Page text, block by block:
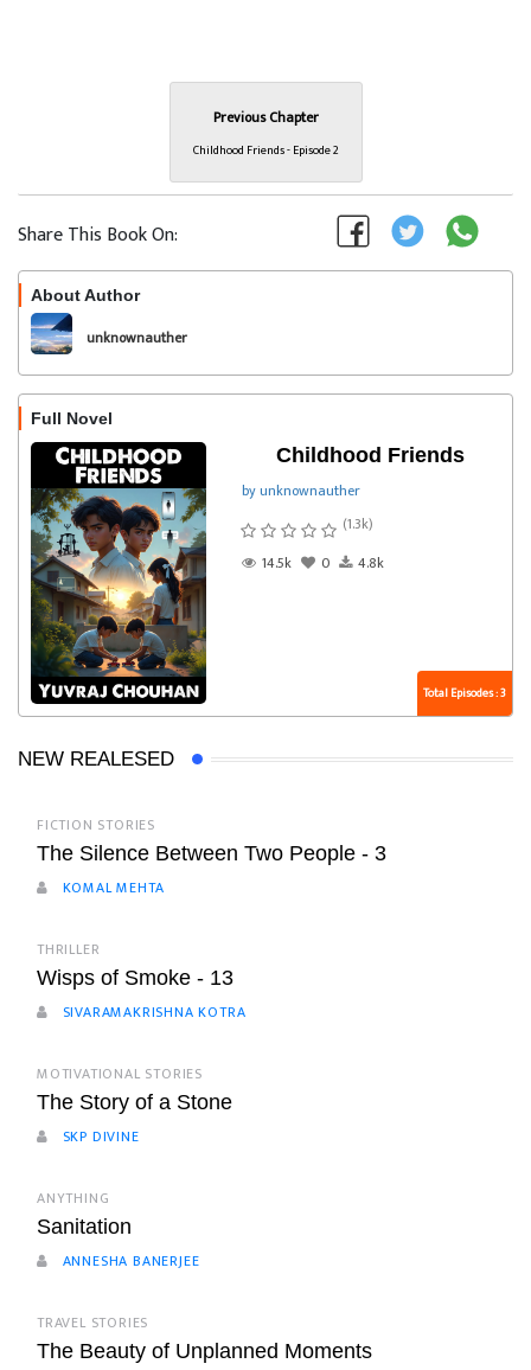
Previous Chapter
Childhood Friends - Episode 2
Share This Book On:
About Author
unknownauther
Full Novel
Childhood Friends
by unknownauther
(1.3k)
14.5k
0 4.8k
Total Episodes : 3
NEW REALESED
FICTION STORIES
The Silence Between Two People - 3
KOMAL MEHTA
THRILLER
Wisps of Smoke - 13
SIVARAMAKRISHNA KOTRA
MOTIVATIONAL STORIES
The Story of a Stone
SKP DIVINE
ANYTHING
Sanitation
ANNESHA BANERJEE
TRAVEL STORIES
The Beauty of Unplanned Moments